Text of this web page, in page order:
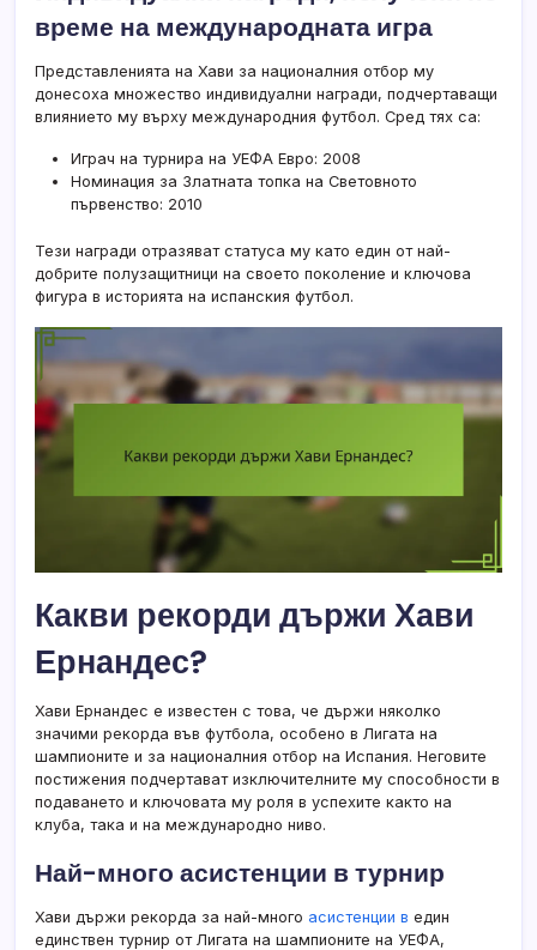
време на международната игра
Представленията на Хави за националния отбор му
донесоха множество индивидуални награди, подчертаващи
влиянието му върху международния футбол. Сред тях са:
Играч на турнира на УЕФА Евро: 2008
Номинация за Златната топка на Световното
първенство: 2010
Тези награди отразяват статуса му като един от най-
добрите полузащитници на своето поколение и ключова
фигура в историята на испанския футбол.
Какви рекорди държи Хави
Ернандес?
Хави Ернандес е известен с това, че държи няколко
значими рекорда във футбола, особено в Лигата на
шампионите и за националния отбор на Испания. Неговите
постижения подчертават изключителните му способности в
подаването и ключовата му роля в успехите както на
клуба, така и на международно ниво.
Най-много асистенции в турнир
Хави държи рекорда за най-много асистенции в един
единствен турнир от Лигата на шампионите на УЕФА,